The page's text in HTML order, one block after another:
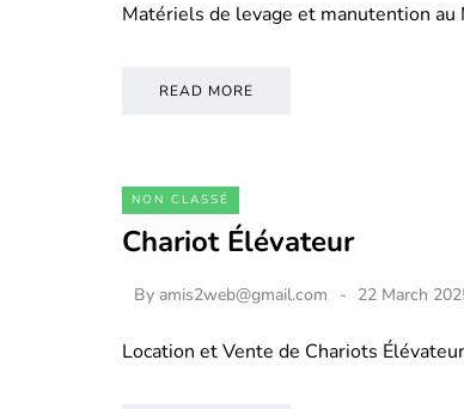
Matériels de levage et manutention
READ MORE
NON CLASSÉ
Chariot Élévateur
By amis2web@gmail.com 22 March
Location et Vente de Chariots